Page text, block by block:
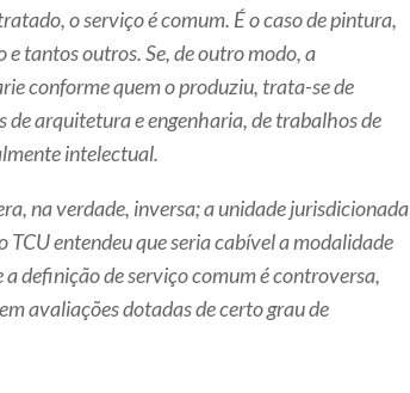
o serviço é comum. É o caso de pintura,
tantos outros. Se, de outro modo, a
conforme quem o produziu, trata-se de
de arquitetura e engenharia, de trabalhos de
intelectual.
na verdade, inversa; a unidade jurisdicionada
entendeu que seria cabível a modalidade
definição de serviço comum é controversa,
avaliações dotadas de certo grau de